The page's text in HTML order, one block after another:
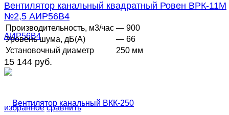
избранное сравнить
Вентилятор канальный квадратный Ровен ВРК-11М
№2,5 АИР56В4
Производительность, м3/час — 900
Уровень шума, дБ(А)
— 66
Установочный диаметр
250 мм
15 144 руб.